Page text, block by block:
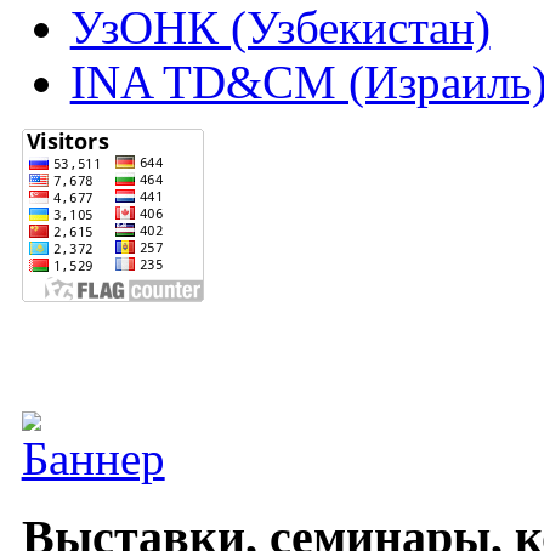
УзОНК (Узбекистан)
INA TD&CM
Выставки, семинары,